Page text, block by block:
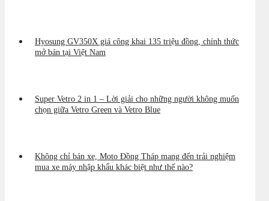
Hyosung GV350X giá công khai 135 triệu đồng, chính thức
mở bán tại Việt Nam
Super Vetro 2 in 1 – Lời giải cho những người không muốn
chọn giữa Vetro Green và Vetro Blue
Không chỉ bán xe, Moto Đồng Tháp mang đến trải nghiệm
mua xe máy nhập khẩu khác biệt như thế nào?